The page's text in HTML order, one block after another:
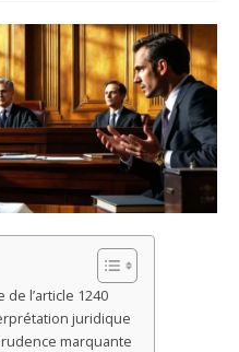
l’article 1240
juridique
marquante